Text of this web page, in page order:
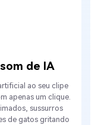
de IA
ao seu clipe
apenas um clique.
sussurros
de gatos gritando